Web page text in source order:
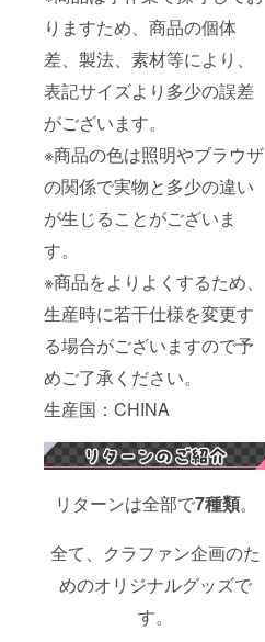
りますため、商品の個体
差、製法、素材等により、
表記サイズより多少の誤差
がございます。
※商品の色は照明やブラウザ
の関係で実物と多少の違い
が生じることがございま
す。
※商品をよりよくするため、
生産時に若干仕様を変更す
る場合がございますので予
めご了承ください。
生産国：CHINA
リターンは全部で7種類。
全て、クラファン企画のた
めのオリジナルグッズで
す。